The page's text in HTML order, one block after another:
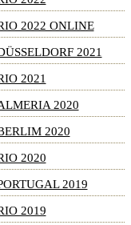
2022 ONLINE
2021
2021
2020
2020
2020
2019
2019